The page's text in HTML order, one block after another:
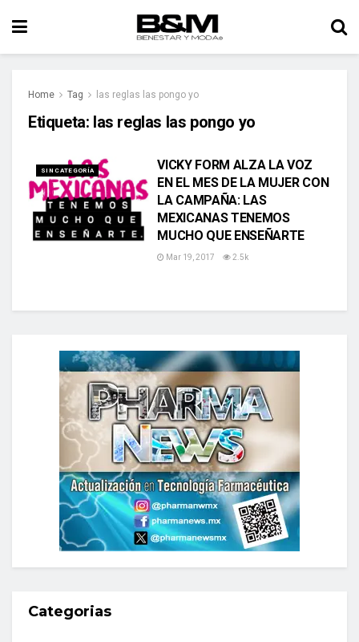
Home Tag las reglas las pongo yo
Etiqueta: las reglas las pongo yo
SIN CATEGORÍA
VICKY FORM ALZA LA VOZ
EN EL MES DE LA MUJER CON
LA CAMPAÑA: LAS
MEXICANAS TENEMOS
MUCHO QUE ENSEÑARTE
Mar 19, 2017 2.5k
Categorias